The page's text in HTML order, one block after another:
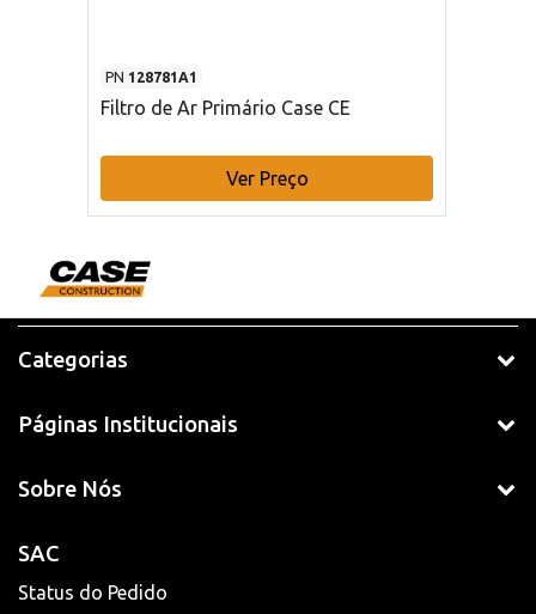
PN 128781A1
Filtro de Ar Primário Case CE
Ver Preço
Categorias
Páginas Institucionais
Sobre Nós
SAC
Status do Pedido